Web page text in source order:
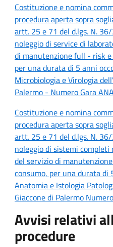
Costituzione e nomina
procedura aperta sopra
artt. 25 e 71 del d.lgs. N.
noleggio di service di
di manutenzione full - risk
per una durata di 5 anni
Microbiologia e Virologia
Palermo - Numero Gara
Costituzione e nomina
procedura aperta sopra
artt. 25 e 71 del d.lgs. N.
noleggio di sistemi
del servizio di
consumo, per una durata di
Anatomia e Istologia
Giaccone di Palermo
Avvisi relativi
procedure